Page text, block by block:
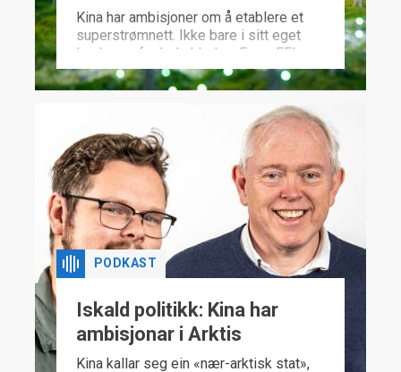
Kina har ambisjoner om å etablere et
superstrømnett. Ikke bare i sitt eget
land, men for hele kloden. En ny FFI-
rapport advarer mot følgene.
PODKAST
Iskald politikk: Kina har
ambisjonar i Arktis
Kina kallar seg ein «nær-arktisk stat»,